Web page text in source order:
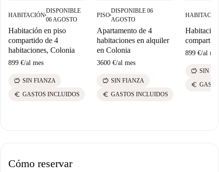
HABITACIÓN■
DISPONIBLE
06 AGOSTO
Habitación en piso
compartido de 4
habitaciones, Colonia
899 €/al mes
savings SIN FIANZA
euro GASTOS INCLUIDOS
PISO■
DISPONIBLE 06
AGOSTO
Apartamento de 4
habitaciones en alquiler
en Colonia
3600 €/al mes
savings SIN FIANZA
euro GASTOS INCLUIDOS
899 €/al
savings SIN
euro
Cómo reservar